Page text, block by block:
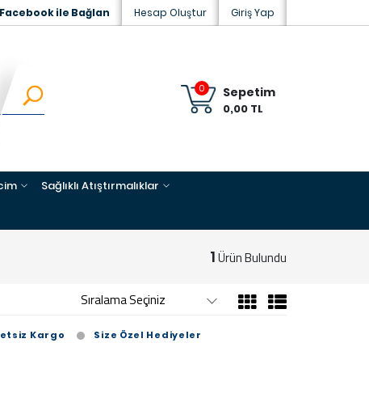
Giriş Yap
Hesap Oluştur
Facebook ile Bağlan
0 Sepetim
0,00 TL
Sağlıklı Atıştırmalıklar
1Ürün Bulundu
Kargo Size Özel Hediyeler